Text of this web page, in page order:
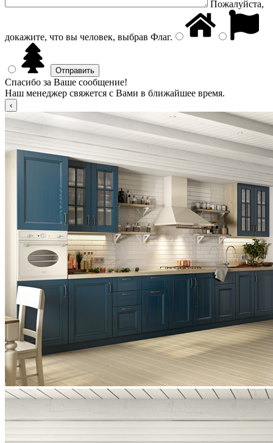
Пожалуйста,
докажите, что вы человек, выбрав Флаг.
Спасибо за Ваше сообщение!
Наш менеджер свяжется с Вами в ближайшее время.